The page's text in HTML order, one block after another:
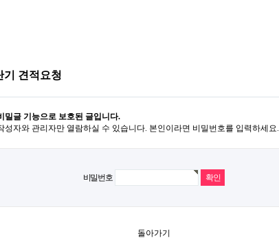
기 견적요청
밀글 기능으로 보호된 글입니다.
성자와 관리자만 열람하실 수 있습니다. 본인이라면 비밀번호를 입력하세요.
비밀번호
돌아가기